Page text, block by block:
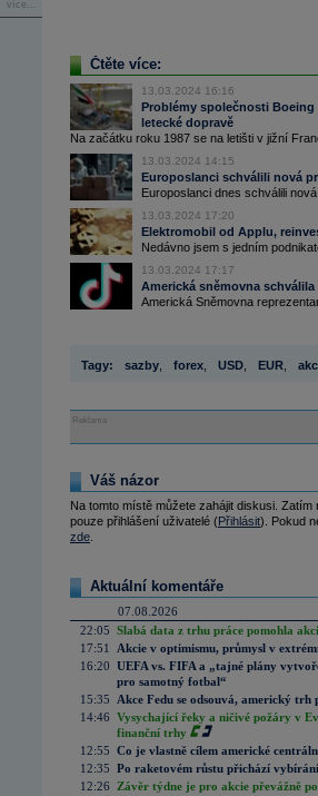
více...
Čtěte více:
13.03.2024 16:16
Problémy společnosti
letecké dopravě
Na začátku roku 1987 se na letišti v jižní
13.03.2024 14:15
Europoslanci schválili nová
Europoslanci dnes schválili
13.03.2024 17:20
Elektromobil od Applu,
Nedávno jsem s jedním
13.03.2024 17:17
Americká sněmovna
Americká Sněmovna
Tagy: sazby forex USD EUR
Reklama
Váš názor
Na tomto místě můžete zahájit diskusi.
pouze přihlášení uživatelé (Přihlásit). Pokud
zde
Aktuální komentáře
07.08.2026
22:05 Slabá data z trhu práce pomohla
17:51
Akcie v optimismu, průmysl v
16:20 UEFA vs. FIFA a „tajné plány
pro samotný fotbal“
15:35
Akce Fedu se odsouvá, americký
14:46 Vysychající řeky a ničivé požáry v
finanční trhy
12:55 Co je vlastně cílem americké
12:35 Po raketovém růstu přichází
12:26
Závěr týdne je pro akcie převážně